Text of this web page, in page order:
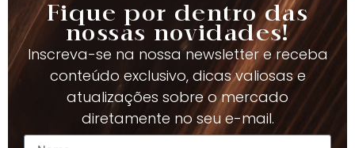
Fique por dentro das
nossas novidades!
Inscreva-se na nossa newsletter e receba
conteúdo exclusivo, dicas valiosas e
atualizações sobre o mercado
diretamente no seu e-mail.